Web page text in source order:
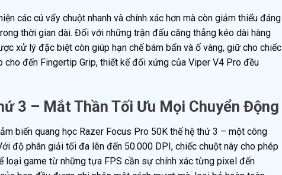
các cú vẩy chuột nhanh và chính xác hơn mà còn giảm thiểu đáng
thời gian dài. Đối với những trận đấu căng thẳng kéo dài hàng
xử lý đặc biệt còn giúp hạn chế bám bẩn và ố vàng, giữ cho chiếc
đến Fingertip Grip, thiết kế đối xứng của Viper V4 Pro đều
3 – Mắt Thần Tối Ưu Mọi Chuyển Động
biến quang học Razer Focus Pro 50K thế hệ thứ 3 – một công
độ phân giải tối đa lên đến 50.000 DPI, chiếc chuột này cho phép
loại game từ những tựa FPS cần sự chính xác từng pixel đến